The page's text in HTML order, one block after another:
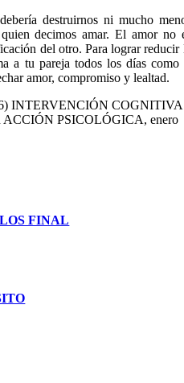
destruirnos ni mucho
decimos amar. El amor no
del otro. Para lograr reducir
a tu pareja todos los días como
amor, compromiso y lealtad.
INTERVENCIÓN COGNITIVA
PSICOLÓGICA, enero
FINAL